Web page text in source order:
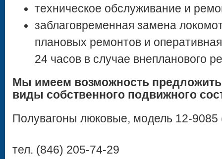
техническое обслуживание и
заблаговременная замена
плановых ремонтов и
24 часов в случае внепланового
Мы имеем возможность
виды собственного подвижного
Полувагоны люковые, модель 12-9085
тел. (846) 205-74-29